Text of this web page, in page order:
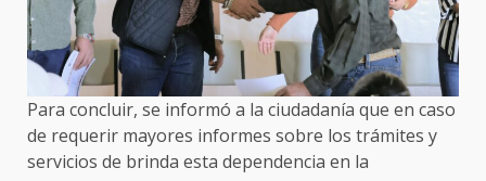
Para concluir, se informó a la ciudadanía que en caso
de requerir mayores informes sobre los trámites y
servicios de brinda esta dependencia en la